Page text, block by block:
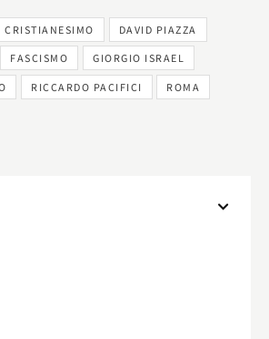
CRISTIANESIMO DAVID PIAZZA
FASCISMO GIORGIO ISRAEL
RICCARDO PACIFICI ROMA